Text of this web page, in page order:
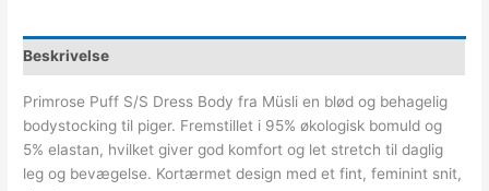
Beskrivelse
Primrose Puff S/S Dress Body fra Müsli en blød og behagelig
bodystocking til piger. Fremstillet i 95% økologisk bomuld og
5% elastan, hvilket giver god komfort og let stretch til daglig
leg og bevægelse. Kortærmet design med et fint, feminint snit,